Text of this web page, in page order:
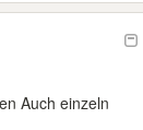
Auch einzeln